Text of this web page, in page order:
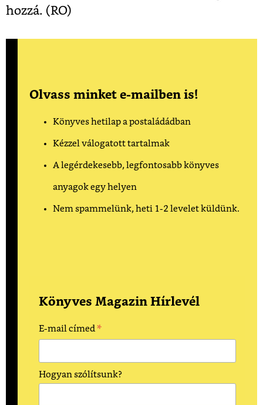
hozzá. (RO)
Olvass minket e-mailben is!
Könyves hetilap a postaládádban
Kézzel válogatott tartalmak
A legérdekesebb, legfontosabb könyves
anyagok egy helyen
Nem spammelünk, heti 1-2 levelet küldünk.
Könyves Magazin Hírlevél
E-mail címed *
Hogyan szólítsunk?